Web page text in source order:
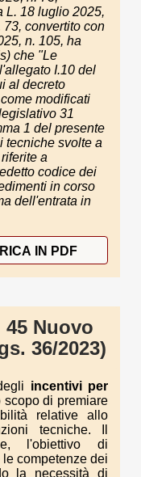
L. 18 luglio 2025,
73, convertito con
n. 105, ha
che "Le
I.10 del
al decreto
modificati
31
1 del presente
tecniche svolte a
a
codice dei
in corso
dell'entrata in
IN PDF
Nuovo
36/2023)
incentivi per
scopo di premiare
relative allo
tecniche. Il
l'obiettivo di
competenze dei
la necessità di